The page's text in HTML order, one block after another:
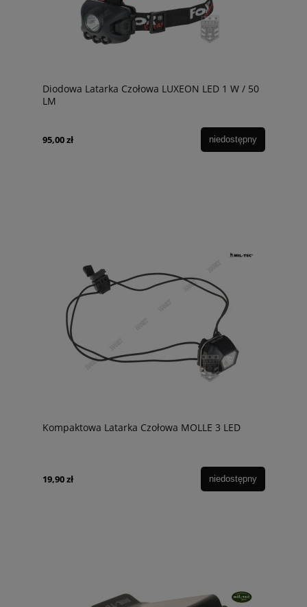
Diodowa Latarka Czołowa LUXEON LED 1 W / 50
LM
95,00 zł niedostępny
Kompaktowa Latarka Czołowa MOLLE 3 LED
19,90 zł niedostępny